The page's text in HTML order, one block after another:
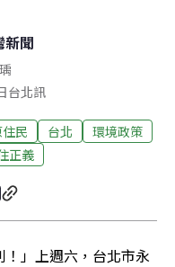
新聞
台北訊
住民 台北
環境政策
正義
！」上週六，台北市永